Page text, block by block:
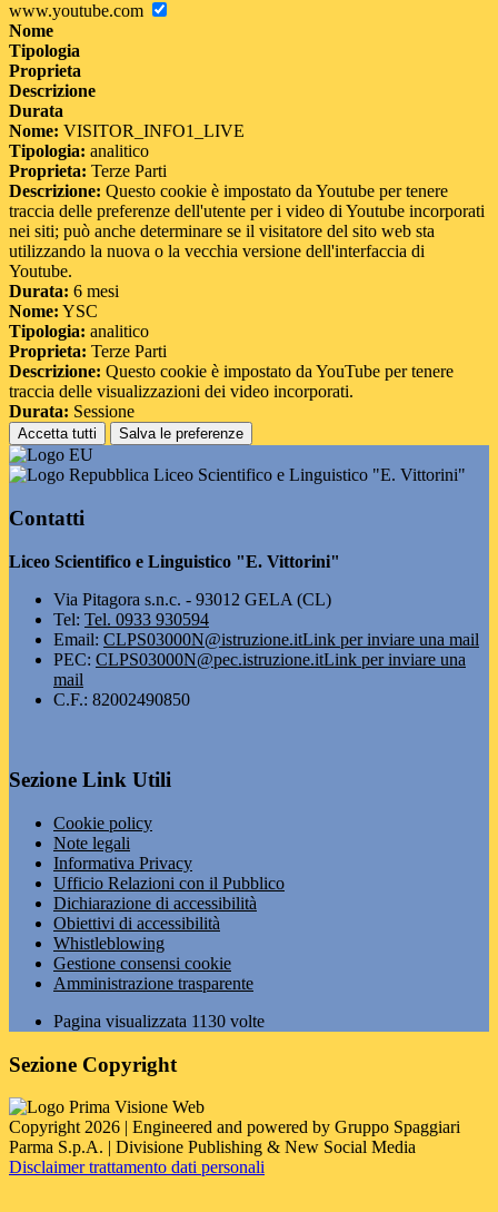
www.youtube.com
Nome
Tipologia
Proprieta
Descrizione
Durata
Nome: VISITOR_INFO1_LIVE
Tipologia: analitico
Proprieta: Terze Parti
Descrizione: Questo cookie è impostato da Youtube per tenere
traccia delle preferenze dell'utente per i video di Youtube incorporati
nei siti; può anche determinare se il visitatore del sito web sta
utilizzando la nuova o la vecchia versione dell'interfaccia di
Youtube.
Durata: 6 mesi
Nome: YSC
Tipologia: analitico
Proprieta: Terze Parti
Descrizione: Questo cookie è impostato da YouTube per tenere
traccia delle visualizzazioni dei video incorporati.
Durata: Sessione
Accetta tutti Salva le preferenze
Liceo Scientifico e Linguistico "E. Vittorini"
Contatti
Liceo Scientifico e Linguistico "E. Vittorini"
Via Pitagora s.n.c. - 93012 GELA (CL)
Tel: Tel. 0933 930594
Email: CLPS03000N@istruzione.itLink per inviare una mail
PEC: CLPS03000N@pec.istruzione.itLink per inviare una
mail
C.F.: 82002490850
Sezione Link Utili
Cookie policy
Note legali
Informativa Privacy
Ufficio Relazioni con il Pubblico
Dichiarazione di accessibilità
Obiettivi di accessibilità
Whistleblowing
Gestione consensi cookie
Amministrazione trasparente
Pagina visualizzata 1130 volte
Sezione Copyright
Copyright 2026 | Engineered and powered by Gruppo Spaggiari
Parma S.p.A. | Divisione Publishing & New Social Media
Disclaimer trattamento dati personali